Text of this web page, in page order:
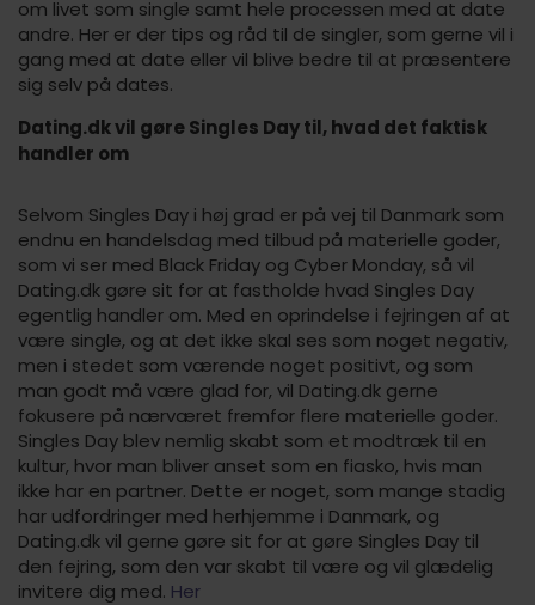
om livet som single samt hele processen med at date
andre. Her er der tips og råd til de singler, som gerne vil i
gang med at date eller vil blive bedre til at præsentere
sig selv på dates.
Dating.dk vil gøre Singles Day til, hvad det faktisk
handler om
Selvom Singles Day i høj grad er på vej til Danmark som
endnu en handelsdag med tilbud på materielle goder,
som vi ser med Black Friday og Cyber Monday, så vil
Dating.dk gøre sit for at fastholde hvad Singles Day
egentlig handler om. Med en oprindelse i fejringen af at
være single, og at det ikke skal ses som noget negativ,
men i stedet som værende noget positivt, og som
man godt må være glad for, vil Dating.dk gerne
fokusere på nærværet fremfor flere materielle goder.
Singles Day blev nemlig skabt som et modtræk til en
kultur, hvor man bliver anset som en fiasko, hvis man
ikke har en partner. Dette er noget, som mange stadig
har udfordringer med herhjemme i Danmark, og
Dating.dk vil gerne gøre sit for at gøre Singles Day til
den fejring, som den var skabt til være og vil glædelig
invitere dig med. Her